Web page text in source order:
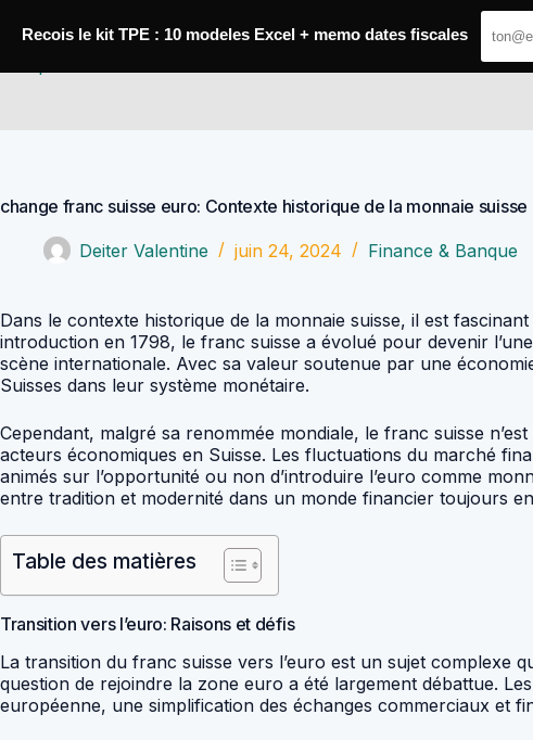
change franc suisse euro: Contexte historique de la monnaie suisse
Deiter Valentine juin 24, 2024 Finance & Banque
Dans le contexte historique de la monnaie suisse, il est
introduction en 1798, le franc suisse a évolué pour devenir
scène internationale. Avec sa valeur soutenue par une
Suisses dans leur système monétaire.
Cependant, malgré sa renommée mondiale, le franc suisse
acteurs économiques en Suisse. Les fluctuations du marché
animés sur l’opportunité ou non d’introduire l’euro comme
entre tradition et modernité dans un monde financier toujours
Table des matières
Transition vers l’euro: Raisons et défis
La transition du franc suisse vers l’euro est un sujet complexe
question de rejoindre la zone euro a été largement débattue.
européenne, une simplification des échanges commerciaux et
Recois le kit TPE : 10 modeles Excel + memo dates fiscales